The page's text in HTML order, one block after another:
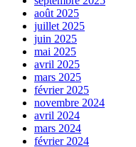
août 2025
juillet 2025
juin 2025
mai 2025
avril 2025
mars 2025
février 2025
novembre 2024
avril 2024
mars 2024
février 2024